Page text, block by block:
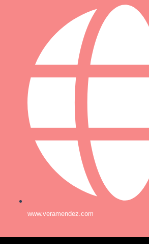
www.veramendez.com